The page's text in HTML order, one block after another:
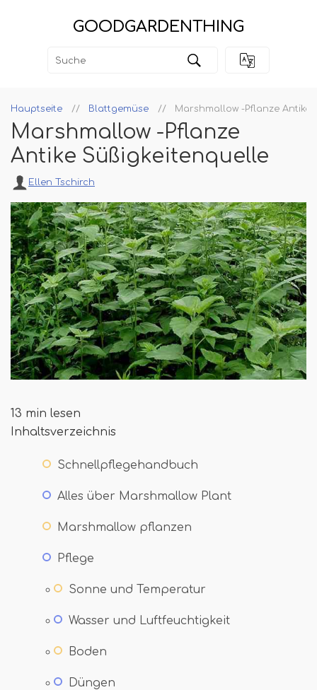
GOODGARDENTHING
Hauptseite Blattgemüse Marshmallow -Pflanze Antike
Marshmallow -Pflanze
Antike Süßigkeitenquelle
Ellen Tschirch
13 min lesen
Inhaltsverzeichnis
Schnellpflegehandbuch
Alles über Marshmallow Plant
Marshmallow pflanzen
Pflege
Sonne und Temperatur
Wasser und Luftfeuchtigkeit
Boden
Düngen